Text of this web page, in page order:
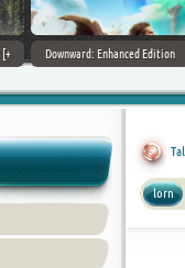
Downward: Enhanced Edition
lorn